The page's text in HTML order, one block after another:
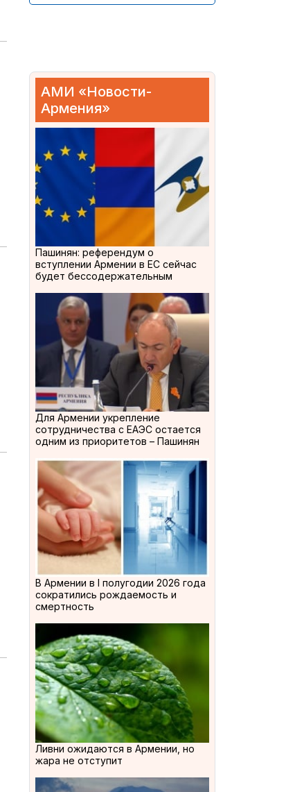
АМИ «Новости-
Армения»
Пашинян: референдум о
вступлении Армении в ЕС сейчас
будет бессодержательным
Для Армении укрепление
сотрудничества с ЕАЭС остается
одним из приоритетов – Пашинян
В Армении в I полугодии 2026 года
сократились рождаемость и
смертность
Ливни ожидаются в Армении, но
жара не отступит